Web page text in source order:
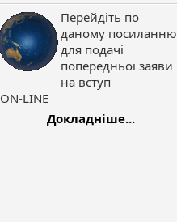
Перейдіть по
даному посиланню
для подачі
попередньої заяви
на вступ
ON-LINE
Докладніше...